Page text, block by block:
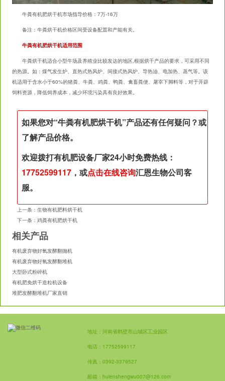
牛粪有机肥烘干机市场指导价格：7万-16万
备注：牛粪烘干机价格区间受设备配置和产能有关。
牛粪有机肥烘干机适用范围
牛粪烘干机适合小型牛场及养殖业比较发达的地区,根据烘干产品的要求，可采用不同
的热源。如：煤气发生炉、直热式热风炉、间接式热风炉、导热油、电加热、蒸气等。该
机适用于含水小于60%的猪粪、牛粪、鸡粪、鸭粪、禽畜粪便、屠宰下脚料等，对于开辟
饲料资源，降低饲养成本，减少环境污染具有良好效果。
如果您对“牛粪有机肥烘干机”产品还有任何疑问？或
了解产品价格。
欢迎拨打有机肥设备厂家24小时免费热线：
17752599117 ，或点击在线咨询汇恩生物公司客
服。
上一条：生物有机肥料烘干机
下一条：鸡粪有机肥烘干机
相关产品
有机废弃物好氧发酵翻抛机
有机废弃物好氧发酵翻堆机
大型卧式粉碎机
有机肥免烘干造粒机设备
堆肥发酵翻堆机厂家直销
地址：河南省鹤壁市山城区工业园区
电话：17752599117
传真：0392-3379527
邮箱：huienshengwu007@126.com